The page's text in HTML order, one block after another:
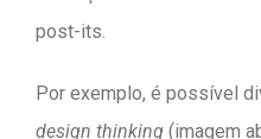
post-its.
Por exemplo, é possível
design thinking (imagem